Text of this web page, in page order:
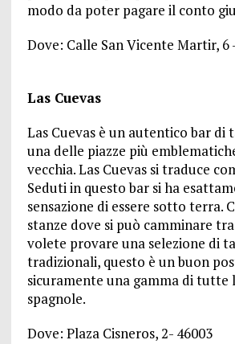
modo da poter pagare il conto
Dove: Calle San Vicente Martir, 6
Las Cuevas
Las Cuevas è un autentico bar di
una delle piazze più
vecchia. Las Cuevas si traduce
Seduti in questo bar si ha
sensazione di essere sotto terra.
stanze dove si può camminare
volete provare una selezione di
tradizionali, questo è un buon
sicuramente una gamma di tutte
spagnole.
Dove: Plaza Cisneros, 2- 46003